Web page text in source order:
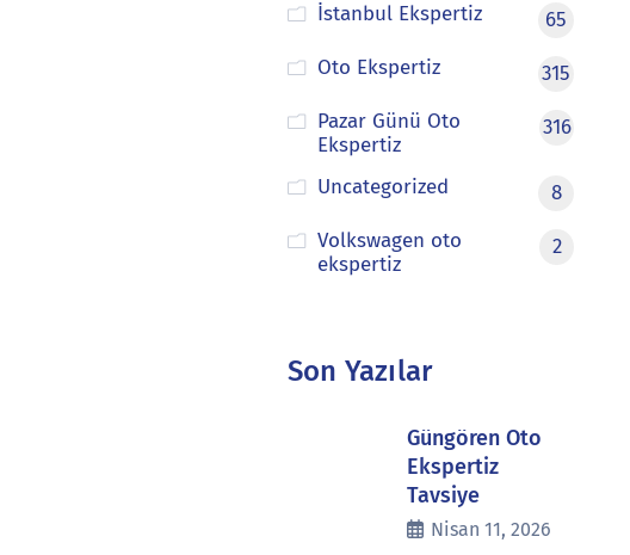
İstanbul Ekspertiz
65
Oto Ekspertiz
315
Pazar Günü Oto
Ekspertiz
316
Uncategorized
8
Volkswagen oto
ekspertiz
2
Son Yazılar
Güngören Oto
Ekspertiz
Tavsiye
Nisan 11, 2026